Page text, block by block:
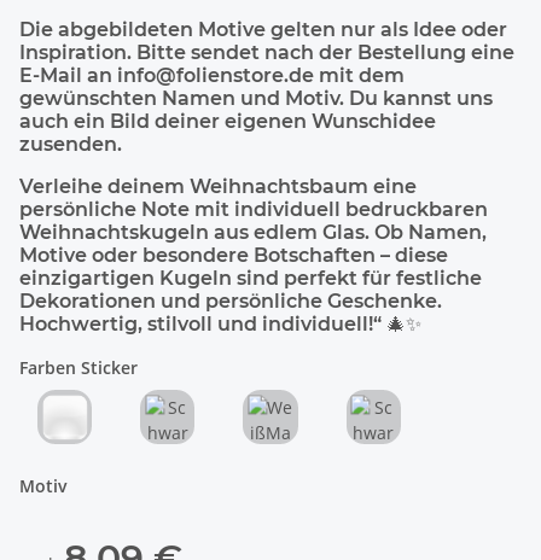
Die abgebildeten Motive gelten nur als Idee oder
Inspiration. Bitte sendet nach der Bestellung eine
E-Mail an info@folienstore.de mit dem
gewünschten Namen und Motiv. Du kannst uns
auch ein Bild deiner eigenen Wunschidee
zusenden.
Verleihe deinem Weihnachtsbaum eine
persönliche Note mit individuell bedruckbaren
Weihnachtskugeln aus edlem Glas. Ob Namen,
Motive oder besondere Botschaften – diese
einzigartigen Kugeln sind perfekt für festliche
Dekorationen und persönliche Geschenke.
Hochwertig, stilvoll und individuell!“ 🎄✨
Farben Sticker
Motiv